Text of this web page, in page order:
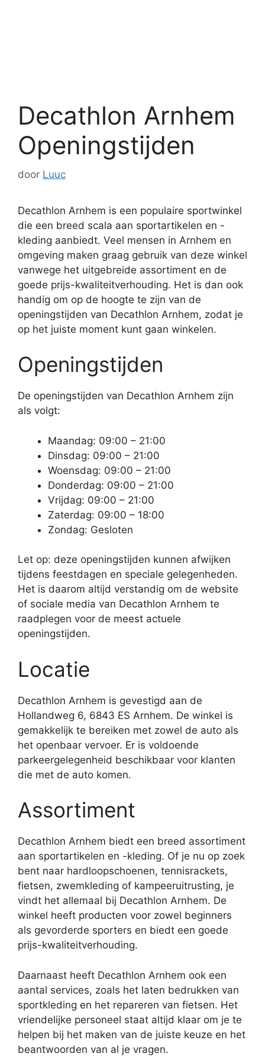
Decathlon Arnhem
Openingstijden
door Luuc
Decathlon Arnhem is een populaire sportwinkel
die een breed scala aan sportartikelen en -
kleding aanbiedt. Veel mensen in Arnhem en
omgeving maken graag gebruik van deze winkel
vanwege het uitgebreide assortiment en de
goede prijs-kwaliteitverhouding. Het is dan ook
handig om op de hoogte te zijn van de
openingstijden van Decathlon Arnhem, zodat je
op het juiste moment kunt gaan winkelen.
Openingstijden
De openingstijden van Decathlon Arnhem zijn
als volgt:
Maandag: 09:00 – 21:00
Dinsdag: 09:00 – 21:00
Woensdag: 09:00 – 21:00
Donderdag: 09:00 – 21:00
Vrijdag: 09:00 – 21:00
Zaterdag: 09:00 – 18:00
Zondag: Gesloten
Let op: deze openingstijden kunnen afwijken
tijdens feestdagen en speciale gelegenheden.
Het is daarom altijd verstandig om de website
of sociale media van Decathlon Arnhem te
raadplegen voor de meest actuele
openingstijden.
Locatie
Decathlon Arnhem is gevestigd aan de
Hollandweg 6, 6843 ES Arnhem. De winkel is
gemakkelijk te bereiken met zowel de auto als
het openbaar vervoer. Er is voldoende
parkeergelegenheid beschikbaar voor klanten
die met de auto komen.
Assortiment
Decathlon Arnhem biedt een breed assortiment
aan sportartikelen en -kleding. Of je nu op zoek
bent naar hardloopschoenen, tennisrackets,
fietsen, zwemkleding of kampeeruitrusting, je
vindt het allemaal bij Decathlon Arnhem. De
winkel heeft producten voor zowel beginners
als gevorderde sporters en biedt een goede
prijs-kwaliteitverhouding.
Daarnaast heeft Decathlon Arnhem ook een
aantal services, zoals het laten bedrukken van
sportkleding en het repareren van fietsen. Het
vriendelijke personeel staat altijd klaar om je te
helpen bij het maken van de juiste keuze en het
beantwoorden van al je vragen.